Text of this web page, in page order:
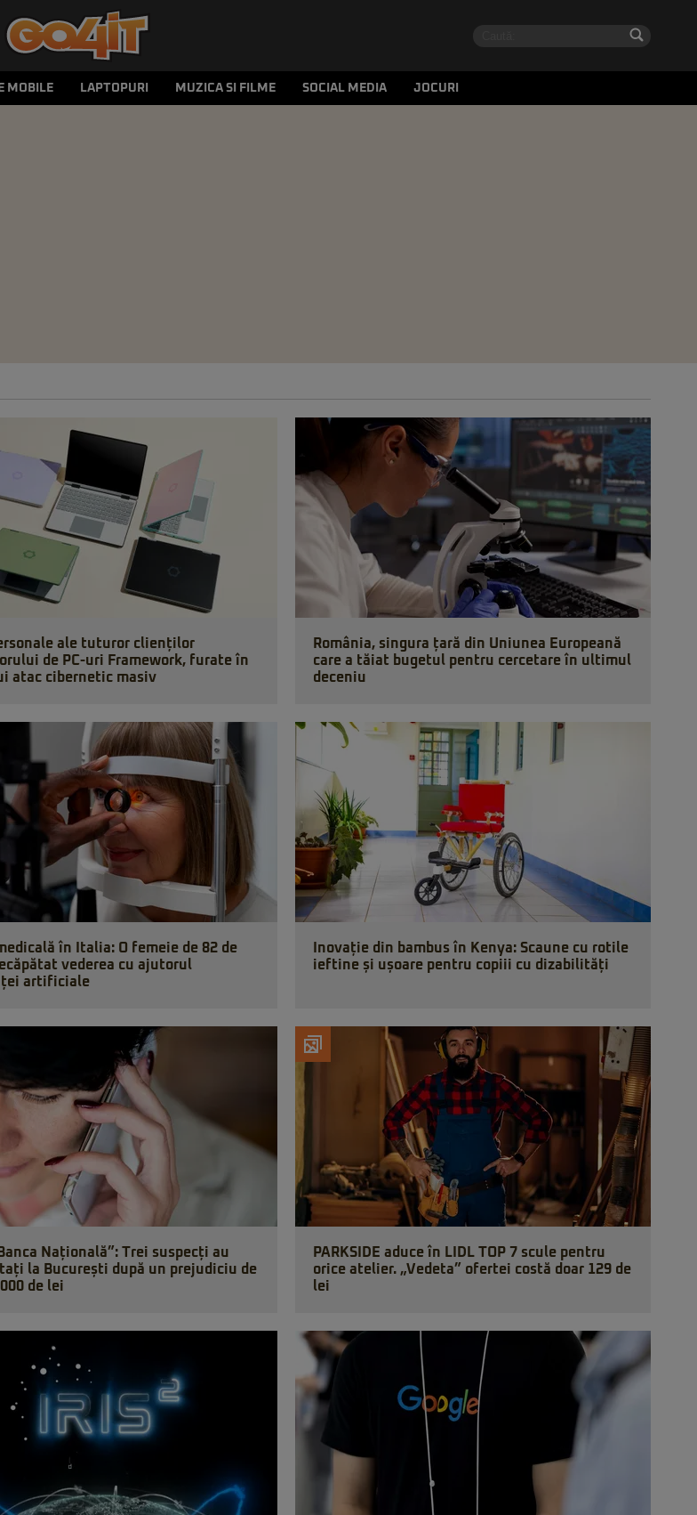
MOBILE LAPTOPURI MUZICA SI FILME SOCIAL MEDIA JOCURI
ale tuturor clienților
de PC-uri Framework, furate în
atac cibernetic masiv
România, singura țară din Uniunea Europeană
care a tăiat bugetul pentru cercetare în ultimul
deceniu
în Italia: O femeie de 82 de
vederea cu ajutorul
artificiale
Inovație din bambus în Kenya: Scaune cu rotile
ieftine și ușoare pentru copiii cu dizabilități
Națională”: Trei suspecți au
la București după un prejudiciu de
de lei
PARKSIDE aduce în LIDL TOP 7 scule pentru
orice atelier. „Vedeta” ofertei costă doar 129 de
lei